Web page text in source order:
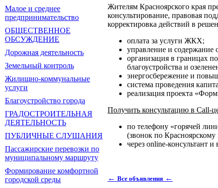
Малое и среднее
предпринимательство
ОБЩЕСТВЕННОЕ
ОБСУЖДЕНИЕ
Дорожная деятельность
Земельный контроль
Жилищно-коммунальные
услуги
Благоустройство города
ГРАДОСТРОИТЕЛЬНАЯ
ДЕЯТЕЛЬНОСТЬ
ПУБЛИЧНЫЕ СЛУШАНИЯ
Пассажирские перевозки по
муниципальному маршруту
Формирование комфортной
городской среды
Жителям Красноярского края
консультирование, правовая
корректировка действий в
оплата за услуги ЖКХ;
управление и содержание
организация в границах
благоустройства и
энергосбережение и
система проведения
реализация проекта
Получить консультацию в Call-
по телефону «горячей
(звонок по
через online-консультант
← Все объявления ←